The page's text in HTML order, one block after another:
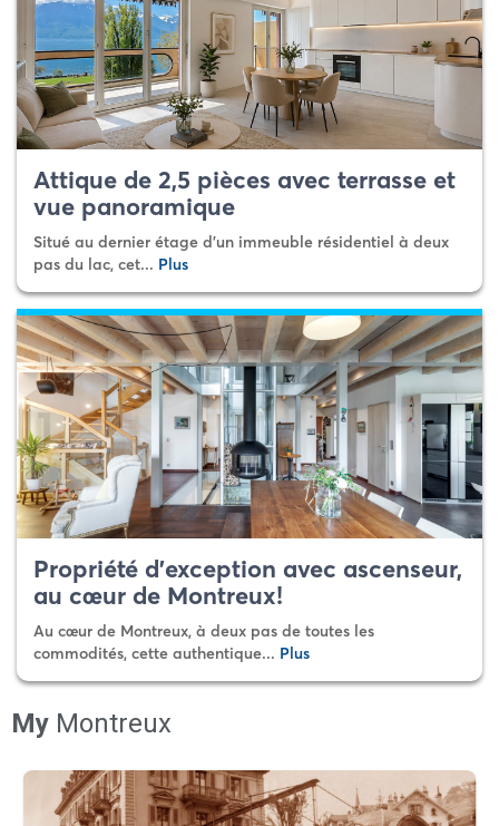
Attique de 2,5 pièces avec terrasse et
vue panoramique
Situé au dernier étage d’un immeuble résidentiel à deux
pas du lac, cet... Plus
Propriété d’exception avec ascenseur,
au cœur de Montreux!
Au cœur de Montreux, à deux pas de toutes les
commodités, cette authentique... Plus
My Montreux